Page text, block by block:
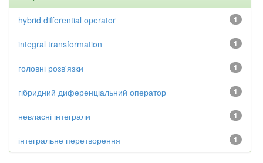
1
hybrid differential operator
1
integral transformation
1
головні розв'язки
1
гібридний диференціальний оператор
1
невласні інтеграли
1
інтегральне перетворення